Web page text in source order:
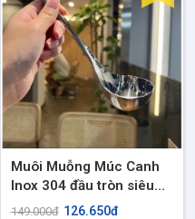
Muôi Muỗng Múc Canh
Inox 304 đầu tròn siêu
dày dặn và xịn đẹp
149.000đ 126.650đ